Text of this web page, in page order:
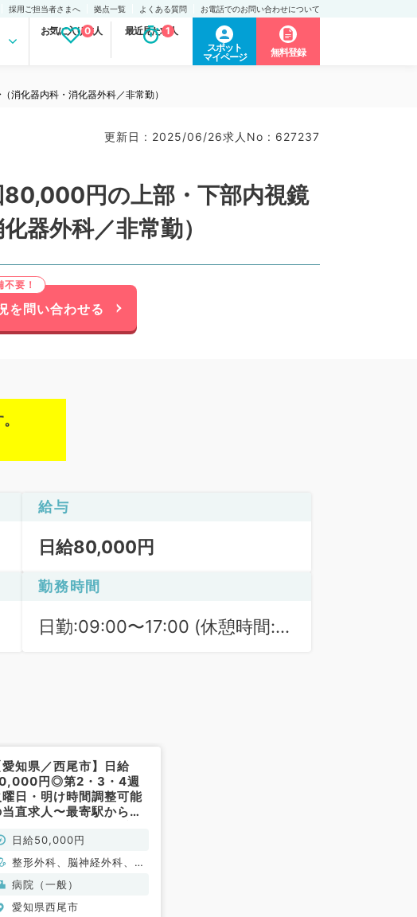
採用ご担当者さまへ 拠点一覧 よくある質問 お電話でのお問い合わせについて
お気に入り求人
0 最近見た求人
1
スポット
マイページ
無料登録
化器内科・消化器外科／非常勤）
更新日 : 2025/06/26求人No : 627237
80,000円の上部・下部内視鏡
器外科／非常勤）
を問い合わせる
給与
日給80,000円
勤務時間
日勤:09:00〜17:00 (休憩時間:
愛知県／西尾市】日給
円◎第2・3・4週
曜日・明け時間調整可能
直求人〜最寄駅から駅
科系／非常勤）
日給50,000円
整形外科、脳神経外科、呼
吸器外科、心臓血管外科、
一般内科、循環器内科、呼
吸器内科、消化器内科、腎
病院（一般）
愛知県西尾市